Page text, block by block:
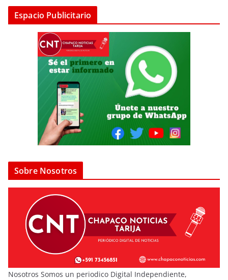
Espacio Publicitario
Sobre Nosotros
Nosotros Somos un periodico Digital Independiente,